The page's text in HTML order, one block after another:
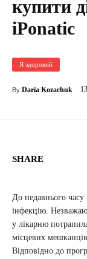
купити
iPonatic
Я здоровий
By Daria Kozachuk
SHARE
До недавнього часу
інфекцію.
у лікарню
місцевих
Відповідно до